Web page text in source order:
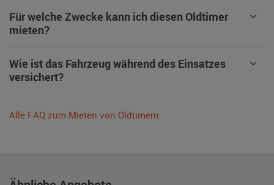
Für welche Zwecke kann ich diesen Oldtimer
mieten?
Wie ist das Fahrzeug während des Einsatzes
versichert?
Alle FAQ zum Mieten von Oldtimern